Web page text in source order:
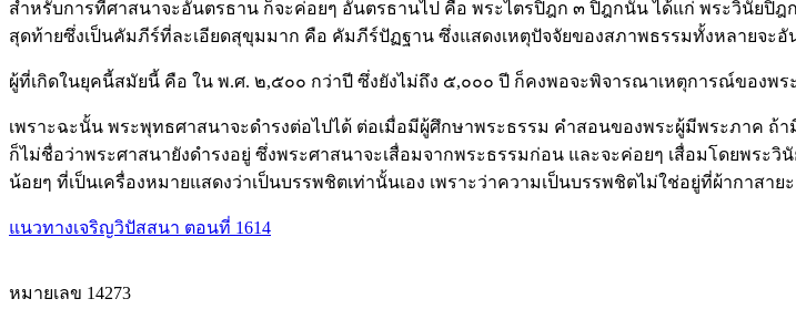
สำหรับการที่ศาสนาจะอันตรธาน ก็จะค่อยๆ อันตรธานไป คือ พระไตรปิฎก ๓ ปิฎกนั้น ได้แก่ พระวินัย
สุดท้ายซึ่งเป็นคัมภีร์ที่ละเอียดสุขุมมาก คือ คัมภีร์ปัฏฐาน ซึ่งแสดงเหตุปัจจัยของสภาพธรรมทั้งหลายจะ
ผู้ที่เกิดในยุคนี้สมัยนี้ คือ ใน พ.ศ. ๒,๕๐๐ กว่าปี ซึ่งยังไม่ถึง ๕,๐๐๐ ปี ก็คงพอจะพิจารณาเหตุการณ์ของพ
เพราะฉะนั้น พระพุทธศาสนาจะดำรงต่อไปได้ ต่อเมื่อมีผู้ศึกษาพระธรรม คำสอนของพระผู้มีพระภาค
ก็ไม่ชื่อว่าพระศาสนายังดำรงอยู่ ซึ่งพระศาสนาจะเสื่อมจากพระธรรมก่อน และจะค่อยๆ เสื่อมโดยพระ
น้อยๆ ที่เป็นเครื่องหมายแสดงว่าเป็นบรรพชิตเท่านั้นเอง เพราะว่าความเป็นบรรพชิตไม่ใช่อยู่ที่ผ้ากาสา
แนวทางเจริญวิปัสสนา ตอนที่ 1614
หมายเลข 14273